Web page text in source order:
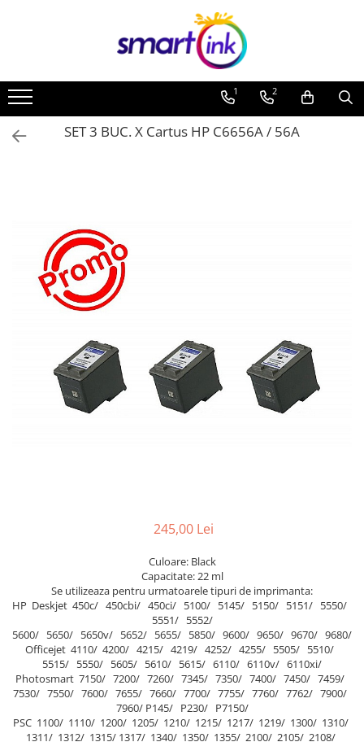
1 2
SET 3 BUC. X Cartus HP C6656A / 56A
245,00 Lei
Culoare: Black
Capacitate: 22 ml
Se utilizeaza pentru urmatoarele tipuri de imprimanta:
HP Deskjet 450c/ 450cbi/ 450ci/ 5100/ 5145/ 5150/ 5151/ 5550/
5551/ 5552/
5600/ 5650/ 5650v/ 5652/ 5655/ 5850/ 9600/ 9650/ 9670/ 9680/
Officejet 4110/ 4200/ 4215/ 4219/ 4252/ 4255/ 5505/ 5510/
5515/ 5550/ 5605/ 5610/ 5615/ 6110/ 6110v/ 6110xi/
Photosmart 7150/ 7200/ 7260/ 7345/ 7350/ 7400/ 7450/ 7459/
7530/ 7550/ 7600/ 7655/ 7660/ 7700/ 7755/ 7760/ 7762/ 7900/
7960/ P145/ P230/ P7150/
PSC 1100/ 1110/ 1200/ 1205/ 1210/ 1215/ 1217/ 1219/ 1300/ 1310/
1311/ 1312/ 1315/ 1317/ 1340/ 1350/ 1355/ 2100/ 2105/ 2108/